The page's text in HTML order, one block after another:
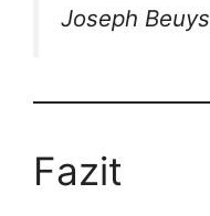
Joseph Beuys
Fazit